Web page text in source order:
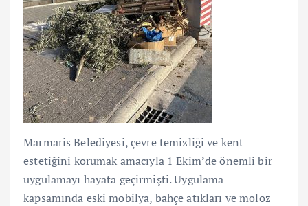
Marmaris Belediyesi, çevre temizliği ve kent
estetiğini korumak amacıyla 1 Ekim’de önemli bir
uygulamayı hayata geçirmişti. Uygulama
kapsamında eski mobilya, bahçe atıkları ve moloz